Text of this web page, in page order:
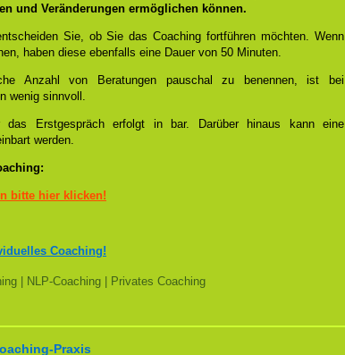
und Veränderungen ermöglichen können.
Sie, ob Sie das Coaching fortführen möchten. Wenn
haben diese ebenfalls eine Dauer von 50 Minuten.
Anzahl von Beratungen pauschal zu benennen, ist bei
wenig sinnvoll.
das Erstgespräch erfolgt in bar. Darüber hinaus kann eine
werden.
bitte hier klicken!
Coaching!
| NLP-Coaching | Privates Coaching
Praxis